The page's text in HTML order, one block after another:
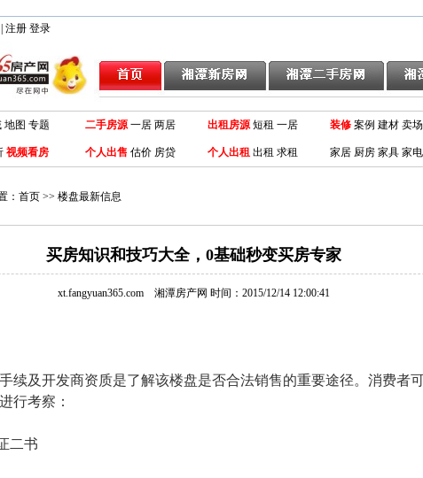
注册 登录
地图 专题 二手房源 一居 两居 出租房源短租 一居 装修 案例 建材 卖场
视频看房 个人出售 估价 房贷 个人出租 出租 求租 家居 厨房 家具 家电
： 首页 >> 楼盘最新信息
买房知识和技巧大全，0基础秒变买房专家
xt.fangyuan365.com 湘潭房产网 时间：2015/12/14 12:00:41
及开发商资质是了解该楼盘是否合法销售的重要途径。消费者
行考察：
二书